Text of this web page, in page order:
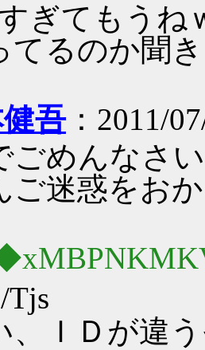
ぎてもうね
てるのか聞
吾：2011/
ごめんなさ
ご迷惑をお
Tjs
、ＩＤが違